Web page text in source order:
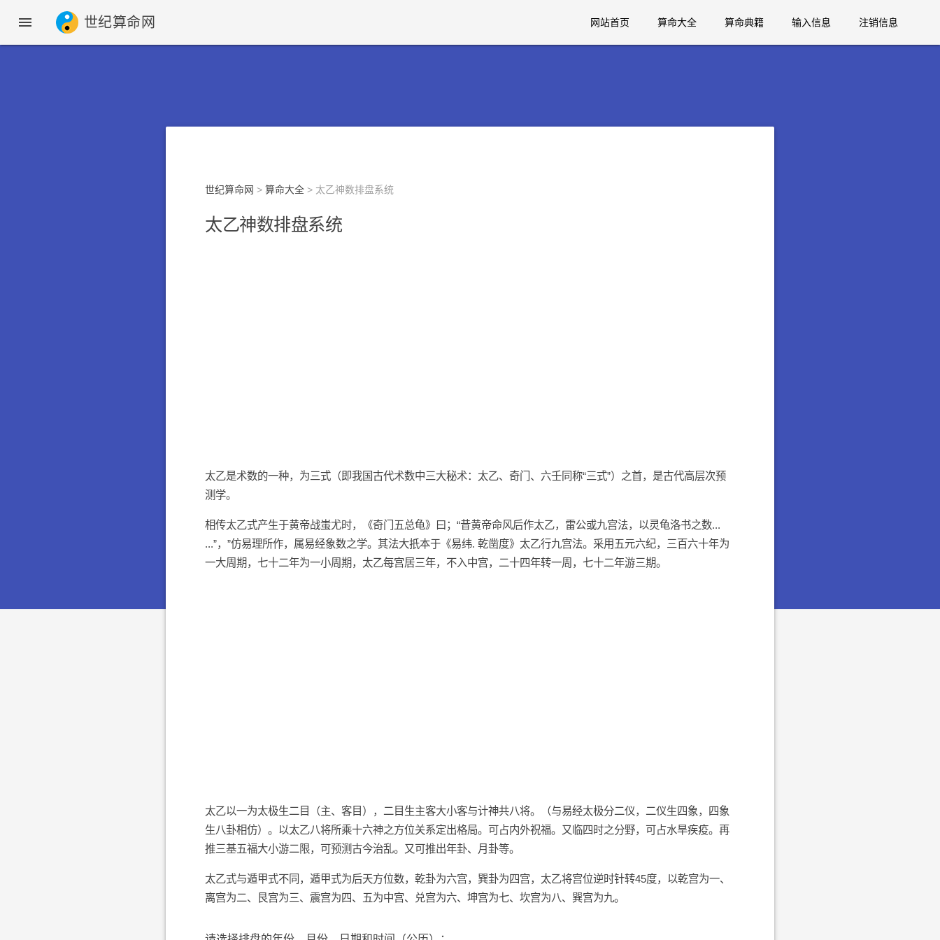
 世纪算命网 网站首页 算命大全 算命典籍 输入信息 注销信息
世纪算命网 >算命大全 > 太乙神数排盘系统
太乙神数排盘系统
太乙是术数的一种，为三式（即我国古代术数中三大秘术：太乙、奇门、六壬同称“三式”）之首，是古代高层次预
测学。
相传太乙式产生于黄帝战蚩尤时，《奇门五总龟》曰；“昔黄帝命风后作太乙，雷公或九宫法，以灵龟洛书之数...
...”，”仿易理所作，属易经象数之学。其法大扺本于《易纬. 乾凿度》太乙行九宫法。采用五元六纪，三百六十年为
一大周期，七十二年为一小周期，太乙每宫居三年，不入中宫，二十四年转一周，七十二年游三期。
太乙以一为太极生二目（主、客目），二目生主客大小客与计神共八将。（与易经太极分二仪，二仪生四象，四象
生八卦相仿）。以太乙八将所乘十六神之方位关系定出格局。可占内外祝福。又临四时之分野，可占水旱疾疫。再
推三基五福大小游二限，可预测古今治乱。又可推出年卦、月卦等。
太乙式与遁甲式不同，遁甲式为后天方位数，乾卦为六宫，巽卦为四宫，太乙将宫位逆时针转45度，以乾宫为一、
离宫为二、艮宫为三、震宫为四、五为中宫、兑宫为六、坤宫为七、坎宫为八、巽宫为九。